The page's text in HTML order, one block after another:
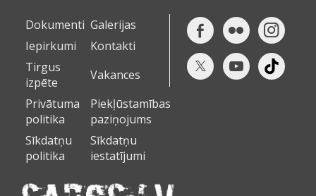
Dokumenti Galerijas
Iepirkumi
Kontakti
Tirgus
izpēte
Vakances
Privātuma
politika
Piekļūstamības
paziņojums
Sīkdatņu
politika
Sīkdatņu
iestatījumi